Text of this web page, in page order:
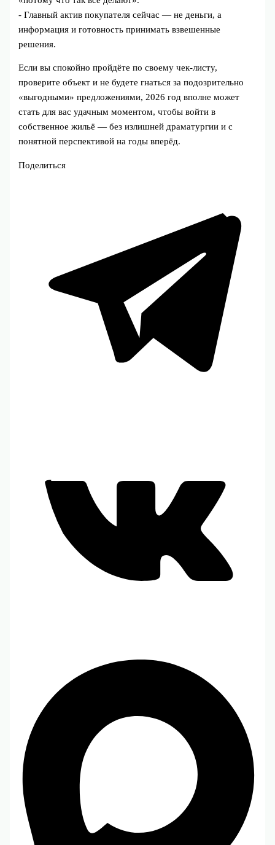
- Главный актив покупателя сейчас — не деньги, а
информация и готовность принимать взвешенные
решения.
Если вы спокойно пройдёте по своему чек‑листу,
проверите объект и не будете гнаться за подозрительно
«выгодными» предложениями, 2026 год вполне может
стать для вас удачным моментом, чтобы войти в
собственное жильё — без излишней драматургии и с
понятной перспективой на годы вперёд.
Поделиться